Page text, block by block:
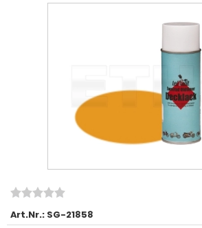
Art.Nr.: SG-21858